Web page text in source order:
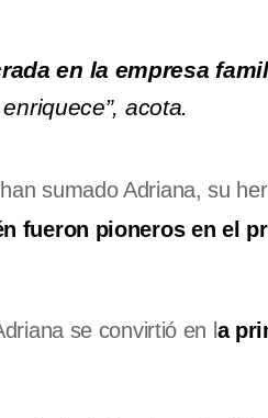
en la empresa
acota.
sumado Adriana, su
fueron pioneros en el
se convirtió en l a